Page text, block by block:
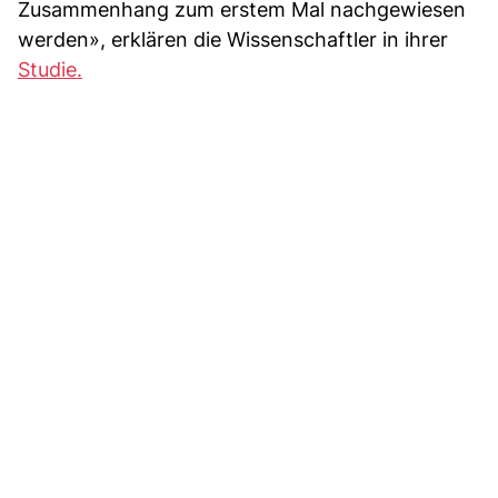
Zusammenhang zum erstem Mal nachgewiesen
werden», erklären die Wissenschaftler in ihrer
Studie.